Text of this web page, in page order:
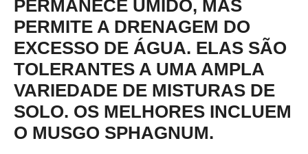
PERMANECE ÚMIDO, MAS
PERMITE A DRENAGEM DO
EXCESSO DE ÁGUA. ELAS SÃO
TOLERANTES A UMA AMPLA
VARIEDADE DE MISTURAS DE
SOLO. OS MELHORES INCLUEM
O MUSGO SPHAGNUM.